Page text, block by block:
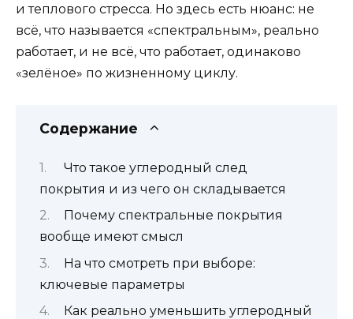
и теплового стресса. Но здесь есть нюанс: не
всё, что называется «спектральным», реально
работает, и не всё, что работает, одинаково
«зелёное» по жизненному циклу.
Содержание
Что такое углеродный след
покрытия и из чего он складывается
Почему спектральные покрытия
вообще имеют смысл
На что смотреть при выборе:
ключевые параметры
Как реально уменьшить углеродный